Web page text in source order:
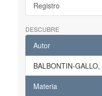
Registro
DESCUBRE
Autor
BALBONTIN-
Materia